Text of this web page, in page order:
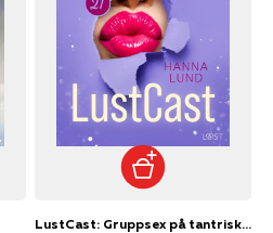
LustCast: Gruppsex på tantriskt vis